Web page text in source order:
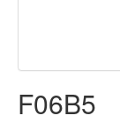
F06B5